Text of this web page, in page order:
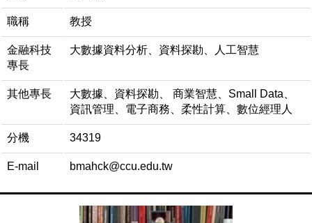
職稱 教授
金融科技
專長
大數據資料分析、資料探勘、人工智慧
其他專長
大數據、資料探勘、 商業智慧、Small Data、
資訊管理、電子商務、柔性計算、數位經理人
分機 34319
E-mail bmahck@ccu.edu.tw